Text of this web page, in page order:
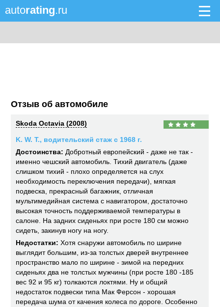
autorating.ru
Отзыв об автомобиле
Skoda Octavia (2008)
K. W. T., водительский стаж с 1968 г.
Достоинства: Добротный европейский - даже не так -
именно чешский автомобиль. Тихий двигатель (даже
слишком тихий - плохо определяется на слух
необходимость переключения передачи), мягкая
подвеска, прекрасный багажник, отличная
мультимедийная система с навигатором, достаточно
высокая точность поддерживаемой температуры в
салоне. На задних сиденьях при росте 180 см можно
сидеть, закинув ногу на ногу.
Недостатки: Хотя снаружи автомобиль по ширине
выглядит большим, из-за толстых дверей внутреннее
пространство мало по ширине - зимой на передних
сиденьях два не толстых мужчины (при росте 180 -185
вес 92 и 95 кг) толкаются локтями. Ну и общий
недостаток подвески типа Мак Ферсон - хорошая
передача шума от качения колеса по дороге. Особенно